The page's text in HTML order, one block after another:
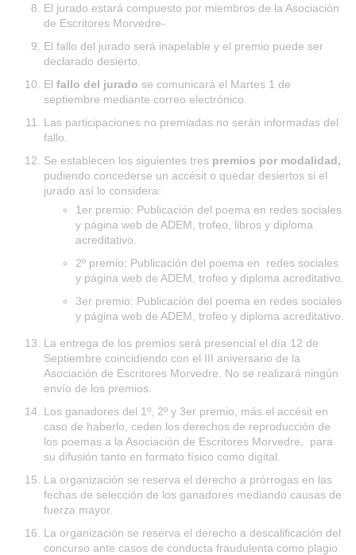
El jurado estará compuesto por miembros de la Asociación
de Escritores Morvedre-
El fallo del jurado será inapelable y el premio puede ser
declarado desierto.
El fallo del jurado se comunicará el Martes 1 de
septiembre mediante correo electrónico.
Las participaciones no premiadas no serán informadas del
fallo.
Se establecen los siguientes tres premios por modalidad,
pudiendo concederse un accésit o quedar desiertos si el
jurado así lo considera:
1er premio: Publicación del poema en redes sociales
y página web de ADEM, trofeo, libros y diploma
acreditativo.
2º premio: Publicación del poema en redes sociales
y página web de ADEM, trofeo y diploma acreditativo.
3er premio: Publicación del poema en redes sociales
y página web de ADEM, trofeo y diploma acreditativo.
La entrega de los premios será presencial el día 12 de
Septiembre coincidiendo con el III aniversario de la
Asociación de Escritores Morvedre. No se realizará ningún
envío de los premios.
Los ganadores del 1º, 2º y 3er premio, más el accésit en
caso de haberlo, ceden los derechos de reproducción de
los poemas a la Asociación de Escritores Morvedre, para
su difusión tanto en formato físico como digital.
La organización se reserva el derecho a prórrogas en las
fechas de selección de los ganadores mediando causas de
fuerza mayor.
La organización se reserva el derecho a descalificación del
concurso ante casos de conducta fraudulenta como plagio